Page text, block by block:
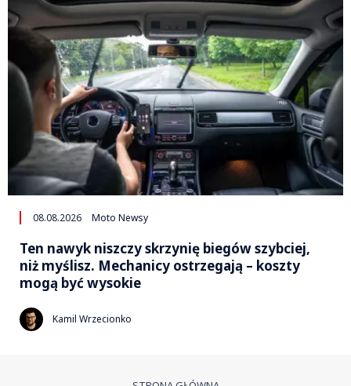
08.08.2026 Moto Newsy
Ten nawyk niszczy skrzynię biegów szybciej,
niż myślisz. Mechanicy ostrzegają – koszty
mogą być wysokie
Kamil Wrzecionko